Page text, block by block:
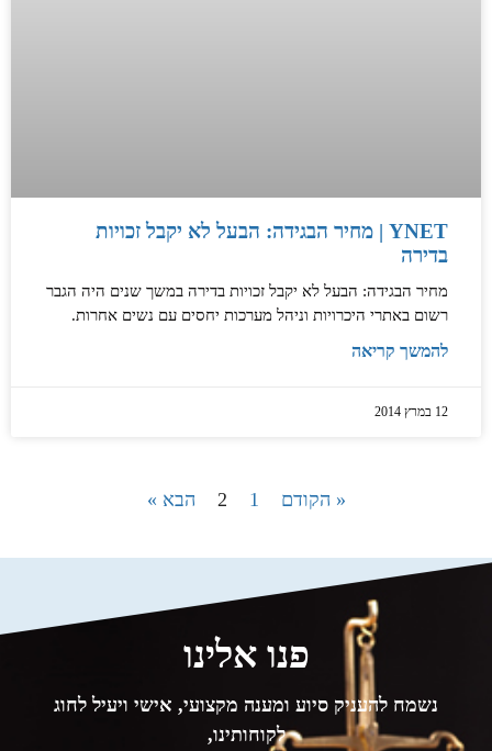
YNET | מחיר הבגידה: הבעל לא יקבל זכויות
בדירה
מחיר הבגידה: הבעל לא יקבל זכויות בדירה במשך שנים היה הגבר
רשום באתרי היכרויות וניהל מערכות יחסים עם נשים אחרות.
להמשך קריאה
12 במרץ 2014
« הקודם 1
2 הבא »
פנו אלינו
נשמח להעניק סיוע ומענה מקצועי, אישי ויעיל לחוג
לקוחותינו,